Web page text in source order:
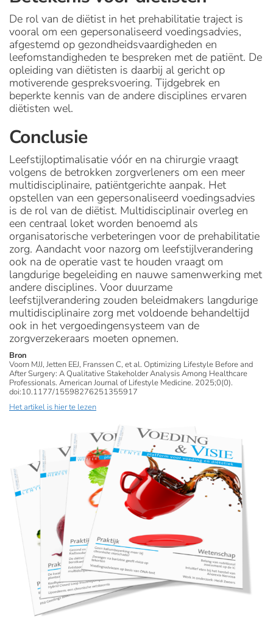
De rol van de diëtist in het prehabilitatie traject is
vooral om een gepersonaliseerd voedingsadvies,
afgestemd op gezondheidsvaardigheden en
leefomstandigheden te bespreken met de patiënt. De
opleiding van diëtisten is daarbij al gericht op
motiverende gespreksvoering. Tijdgebrek en
beperkte kennis van de andere disciplines ervaren
diëtisten wel.
Conclusie
Leefstijloptimalisatie vóór en na chirurgie vraagt
volgens de betrokken zorgverleners om een meer
multidisciplinaire, patiëntgerichte aanpak. Het
opstellen van een gepersonaliseerd voedingsadvies
is de rol van de diëtist. Multidisciplinair overleg en
een centraal loket worden benoemd als
organisatorische verbeteringen voor de prehabilitatie
zorg. Aandacht voor nazorg om leefstijlverandering
ook na de operatie vast te houden vraagt om
langdurige begeleiding en nauwe samenwerking met
andere disciplines. Voor duurzame
leefstijlverandering zouden beleidmakers langdurige
multidisciplinaire zorg met voldoende behandeltijd
ook in het vergoedingensysteem van de
zorgverzekeraars moeten opnemen.
Bron
Voorn MJJ, Jetten EEJ, Franssen C, et al. Optimizing Lifestyle Before and
After Surgery: A Qualitative Stakeholder Analysis Among Healthcare
Professionals. American Journal of Lifestyle Medicine. 2025;0(0).
doi:10.1177/15598276251355917
Het artikel is hier te lezen